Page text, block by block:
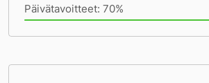
Päivätavoitteet: 70%